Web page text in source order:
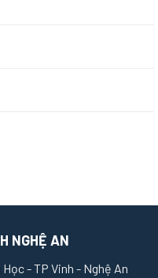
NGHỆ AN
- TP Vinh - Nghệ An